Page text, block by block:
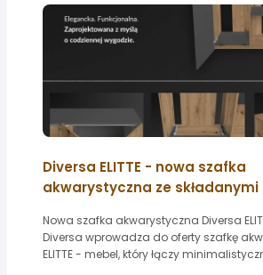
Diversa ELITTE - nowa szafka
akwarystyczna ze
Nowa szafka akwarystyczna Diversa
Diversa wprowadza do oferty szafkę
ELITTE - mebel, który łączy